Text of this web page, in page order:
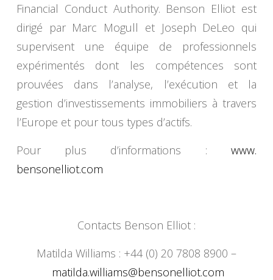
Financial Conduct Authority. Benson Elliot est
dirigé par Marc Mogull et Joseph DeLeo qui
supervisent une équipe de professionnels
expérimentés dont les compétences sont
prouvées dans l’analyse, l’exécution et la
gestion d’investissements immobiliers à travers
l’Europe et pour tous types d’actifs.
Pour plus d’informations :www.
bensonelliot.com
Contacts Benson Elliot :
Matilda Williams : +44 (0) 20 7808 8900 –
matilda.williams@bensonelliot.com